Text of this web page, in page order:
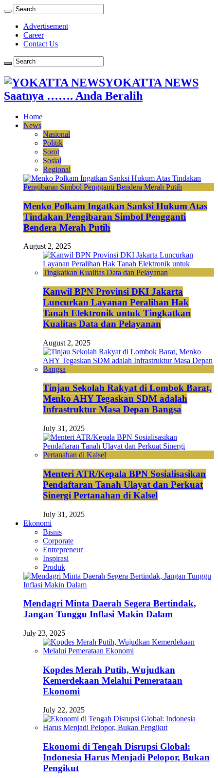
Advertisement
Career
Contact Us
YOKATTA NEWS
Saatnya ……. Anda Beralih
Home
News
Nasional
Politik
Sorot
Sosial
Regional
Menko Polkam Ingatkan Sanksi Hukum Atas
Tindakan Pengibaran Simbol Pengganti
Bendera Merah Putih
August 2, 2025
Kanwil BPN Provinsi DKI Jakarta
Luncurkan Layanan Peralihan Hak
Tanah Elektronik untuk Tingkatkan
Kualitas Data dan Pelayanan
August 2, 2025
Tinjau Sekolah Rakyat di Lombok Barat,
Menko AHY Tegaskan SDM adalah
Infrastruktur Masa Depan Bangsa
July 31, 2025
Menteri ATR/Kepala BPN Sosialisasikan
Pendaftaran Tanah Ulayat dan Perkuat
Sinergi Pertanahan di Kalsel
July 31, 2025
Ekonomi
Bisnis
Corporate
Entrepreneur
Inspirasi
Produk
Mendagri Minta Daerah Segera Bertindak,
Jangan Tunggu Inflasi Makin Dalam
July 23, 2025
Kopdes Merah Putih, Wujudkan
Kemerdekaan Melalui Pemerataan
Ekonomi
July 22, 2025
Ekonomi di Tengah Disrupsi Global:
Indonesia Harus Menjadi Pelopor, Bukan
Pengikut